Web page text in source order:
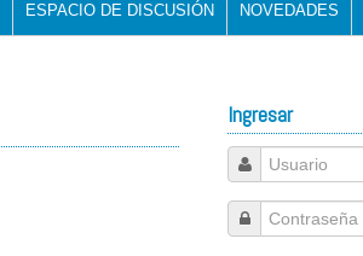
ESPACIO DE DISCUSIÓN NOVEDADES
Ingresar